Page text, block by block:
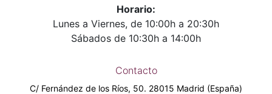
Horario:
Lunes a Viernes, de 10:00h a 20:30h
Sábados de 10:30h a 14:00h
Contacto
C/ Fernández de los Ríos, 50. 28015 Madrid (España)